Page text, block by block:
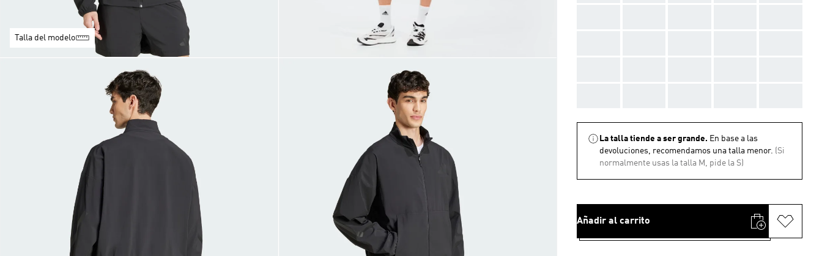
Talla del modelo
La talla tiende a ser grande. En base a las
devoluciones, recomendamos una talla menor. (Si
normalmente usas la talla M, pide la S)
Añadir al carrito